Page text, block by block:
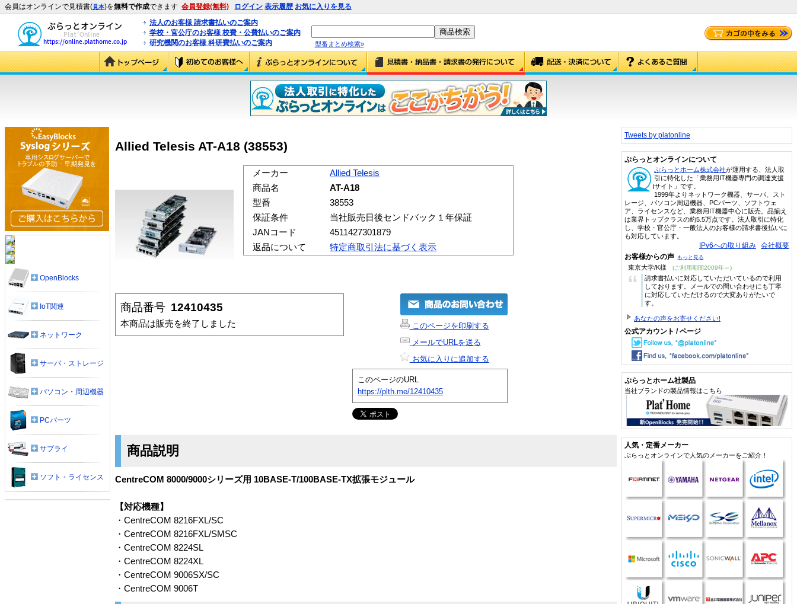
会員はオンラインで見積書(見本)を無料で作成できます 会員登録(無料) ログイン 表示履歴 お気に入りを見る
法人のお客様 請求書払いのご案内
学校・官公庁のお客様 校費・公費払いのご案内
研究機関のお客様 科研費払いのご案内
型番まとめ検索»
Allied Telesis AT-A18 (38553)
メーカー
Allied Telesis
商品名
AT-A18
型番
38553
保証条件
当社販売日後センドバック１年保証
JANコード
4511427301879
返品について
特定商取引法に基づく表示
商品番号 12410435
本商品は販売を終了しました
このページを印刷する
メールでURLを送る
お気に入りに追加する
このページのURL
https://plth.me/12410435
商品説明
CentreCOM 8000/9000シリーズ用 10BASE-T/100BASE-TX拡張モジュール
【対応機種】
・CentreCOM 8216FXL/SC
・CentreCOM 8216FXL/SMSC
・CentreCOM 8224SL
・CentreCOM 8224XL
・CentreCOM 9006SX/SC
・CentreCOM 9006T
OpenBlocks
IoT関連
ネットワーク
サーバ・ストレージ
パソコン・周辺機器
PCパーツ
サプライ
ソフト・ライセンス
Tweets by platonline
ぷらっとオンラインについて
ぷらっとホーム株式会社が運用する、法人取
引に特化した「業務用IT機器専門の調達支援
サイト」です。
1999年よりネットワーク機器、サーバ、スト
レージ、パソコン周辺機器、PCパーツ、ソフトウェ
ア、ライセンスなど、業務用IT機器中心に販売。品揃え
は業界トップクラスの約5.5万点です。法人取引に特化
し、学校・官公庁・一般法人のお客様の請求書後払いに
も対応しています。
IPv6への取り組み 会社概要
お客様からの声 もっと見る
東京大学/K様 (ご利用期間2009年～)
“
請求書払いに対応していただいているので利用
しております。メールでの問い合わせにも丁寧
に対応していただけるので大変ありがたいで
す。
あなたの声をお寄せください!
公式アカウント / ページ
ぷらっとホーム社製品
当社ブランドの製品情報はこちら
人気・定番メーカー
ぷらっとオンラインで人気のメーカーをご紹介！